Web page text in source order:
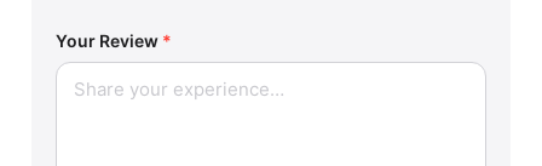
Your Review *